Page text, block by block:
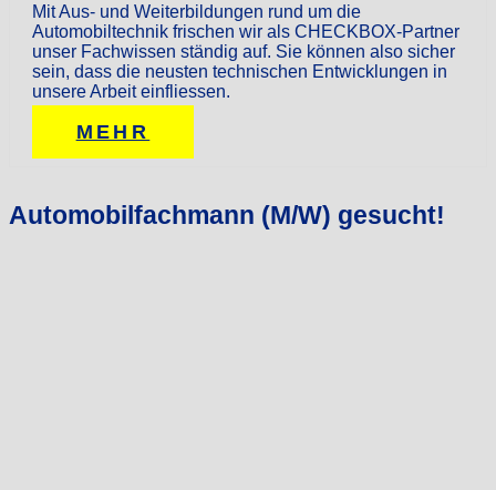
Mit Aus- und Weiterbildungen rund um die
Automobiltechnik frischen wir als CHECKBOX-Partner
unser Fachwissen ständig auf. Sie können also sicher
sein, dass die neusten technischen Entwicklungen in
unsere Arbeit einfliessen.
MEHR
Automobilfachmann (M/W) gesucht!